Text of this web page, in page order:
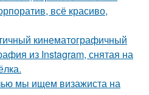
всё красиво,
кинематографичный
из Instagram, снятая на
мы ищем визажиста на